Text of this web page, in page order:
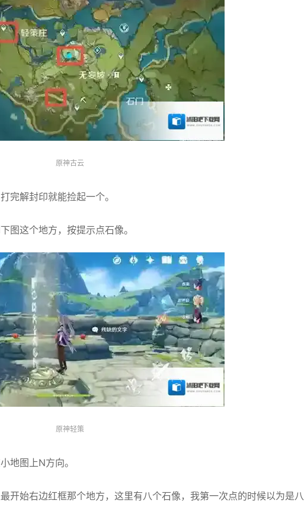
原神古云
完解封印就能捡起一个。
图这个地方，按提示点石像。
原神轻策
地图上N方向。
开始右边红框那个地方，这里有八个石像，我第一次点的时候以为是八